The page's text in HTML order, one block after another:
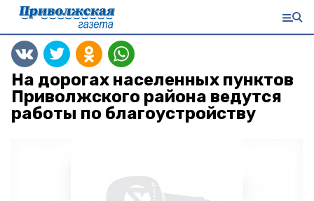
На дорогах населенных пунктов
Приволжского района ведутся
работы по благоустройству